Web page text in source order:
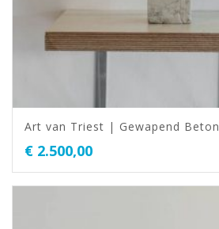
Art van Triest | Gewapend Beton
€ 2.500,00